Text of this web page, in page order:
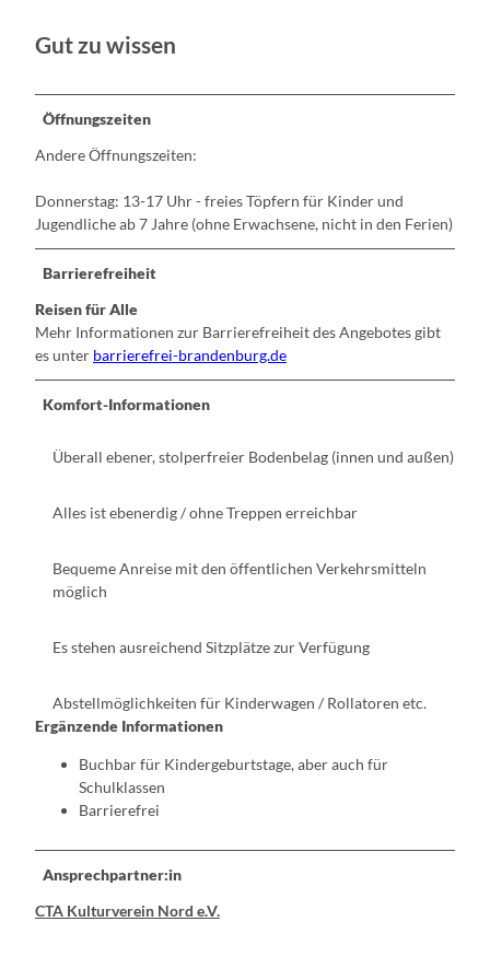
Gut zu wissen
Öffnungszeiten
Andere Öffnungszeiten:
Donnerstag: 13-17 Uhr - freies Töpfern für Kinder und
Jugendliche ab 7 Jahre (ohne Erwachsene, nicht in den Ferien)
Barrierefreiheit
Reisen für Alle
Mehr Informationen zur Barrierefreiheit des Angebotes gibt
es unter barrierefrei-brandenburg.de
Komfort-Informationen
Überall ebener, stolperfreier Bodenbelag (innen und außen)
Alles ist ebenerdig / ohne Treppen erreichbar
Bequeme Anreise mit den öffentlichen Verkehrsmitteln
möglich
Es stehen ausreichend Sitzplätze zur Verfügung
Abstellmöglichkeiten für Kinderwagen / Rollatoren etc.
Ergänzende Informationen
Buchbar für Kindergeburtstage, aber auch für
Schulklassen
Barrierefrei
Ansprechpartner:in
CTA Kulturverein Nord e.V.